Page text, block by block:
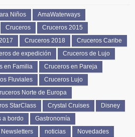
Niños
AmaWaterways
Cruceros
Cruceros 2015
Cruceros 2018
Cruceros Caribe
de expedición
Cruceros de Lujo
en Familia
Cruceros en Pareja
Fluviales
Cruceros Lujo
Norte de Europa
StarClass Crystal Cruises
Disney
a bordo
Gastronomía
Newsletters noticias
Novedades